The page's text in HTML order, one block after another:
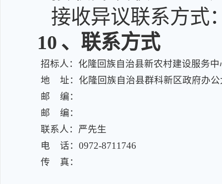
接收异议联系方式
10 、联系方式
招标人：化隆回族自治县新农村建设服务中
地 址：化隆回族自治县群科新区政府办公
邮 编：
邮 编：
联系人：严先生
电 话：0972-8711746
传 真：